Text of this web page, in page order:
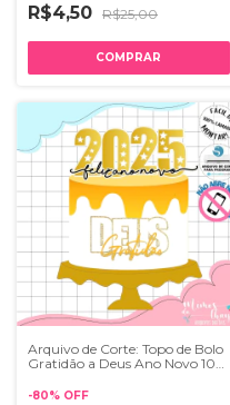
R$4,50 R$25,00
Arquivo de Corte: Topo de Bolo
Gratidão a Deus Ano Novo 109
-80% OFF